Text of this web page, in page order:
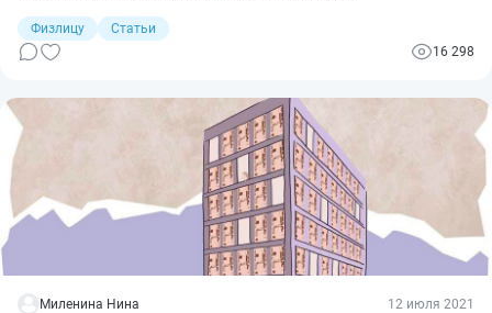
Физлицу
Статьи
16 298
Миленина Нина 12 июля 2021